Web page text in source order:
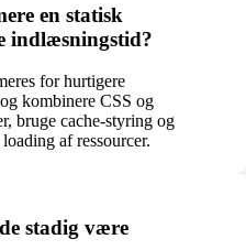
en statisk
indlæsningstid?
for hurtigere
kombinere CSS og
bruge cache-styring og
af ressourcer.
stadig være